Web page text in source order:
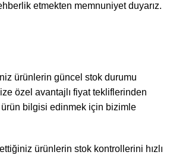
etmekten memnuniyet duyarız.
ürünlerin güncel stok durumu
özel avantajlı fiyat tekliflerinden
bilgisi edinmek için bizimle
ürünlerin stok kontrollerini hızlı